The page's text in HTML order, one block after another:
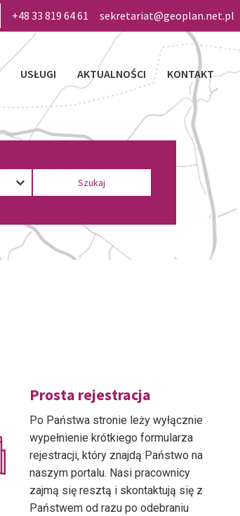
+48 33 819 64 61 sekretariat@geoplan.net.pl
USŁUGI AKTUALNOŚCI KONTAKT
Prosta rejestracja
Po Państwa stronie leży wyłącznie
wypełnienie krótkiego formularza
rejestracji, który znajdą Państwo na
naszym portalu. Nasi pracownicy
zajmą się resztą i skontaktują się z
Państwem od razu po odebraniu